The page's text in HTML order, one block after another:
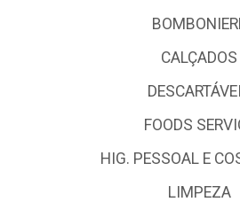
CALÇADOS
FOODS
HIG. PESSOAL E
LIMPEZA